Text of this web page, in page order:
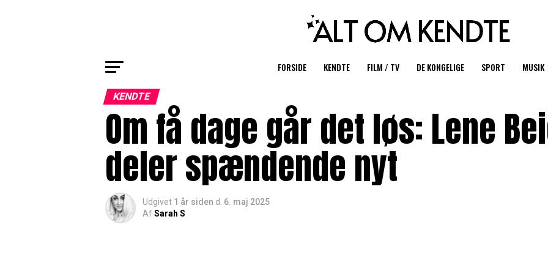
FORSIDE KENDTE FILM / TV DE KONGELIGE SPORT MUSIK
KENDTE
Om få dage går det løs: Lene
deler spændende nyt
Udgivet 1 år siden d. 6. maj 2025
AfSarah S